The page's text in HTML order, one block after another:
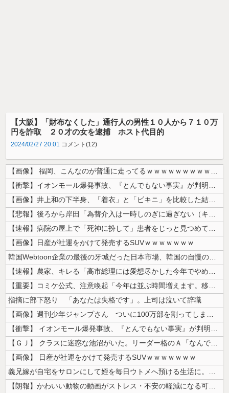
【大阪】「財布なくした」通行人の男性１０人から７１０万
円を詐取 ２０才の女を逮捕 ホスト代目的
2024/02/27 20:01 コメント(12)
【画像】 福岡、こんなのが普通に走ってるｗｗｗｗｗｗｗｗｗｗｗｗｗｗｗ...
【衝撃】イオンモール爆発事故、『とんでもない事実』が判明してしまう・・...
【画像】井上和の下半身、「着衣」と「ビキニ」を比較した結果wwwwww
【悲報】後ろから岸田「為替介入は一時しのぎに過ぎない（キリッ」
【速報】病院の屋上で「死神に扮して」患者をじっと見つめていた男性を逮捕
【画像】日産が社運をかけて発売するSUVｗｗｗｗｗｗｗ
韓国Webtoon企業の最後の牙城だった日本市場、韓国の自慢の種だった...
【速報】農家、キレる「高市総理には愛想尽かした今年でやめるぞ」コメ売値...
【重要】コミケ公式、注意喚起「今年は並ぶ時間増えます。移動距離も伸びま...
指摘に部下怒り 「あなたは失格です」。上司は泣いて辞職
【画像】週刊少年ジャンプさん ついに100万部を割ってしまう。何故ジャ...
【衝撃】 イオンモール爆発事故、『とんでもない事実』が判明してしまう・...
【ＧＪ】 クラスに迷惑な池沼がいた。リーダー格のＡ「なんで支援学級に入...
【画像】 日産が社運をかけて発売するSUVｗｗｗｗｗｗｗ
義兄嫁が自宅をサロンにして姪を毎日ウトメへ預ける生活に。数年後、そのツ...
【朗報】かわいい動物の動画がストレス・不安の軽減になる可能性。英大学の...